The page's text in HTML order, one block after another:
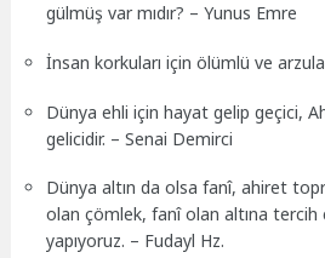
gülmüş var mıdır? – Yunus Emre
İnsan korkuları için ölümlü ve
Dünya ehli için hayat gelip geçici,
gelicidir. – Senai Demirci
Dünya altın da olsa fanî, ahiret
olan çömlek, fanî olan altına tercih
yapıyoruz. – Fudayl Hz.